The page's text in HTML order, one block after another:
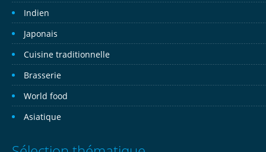
Indien
Japonais
Cuisine traditionnelle
Brasserie
World food
Asiatique